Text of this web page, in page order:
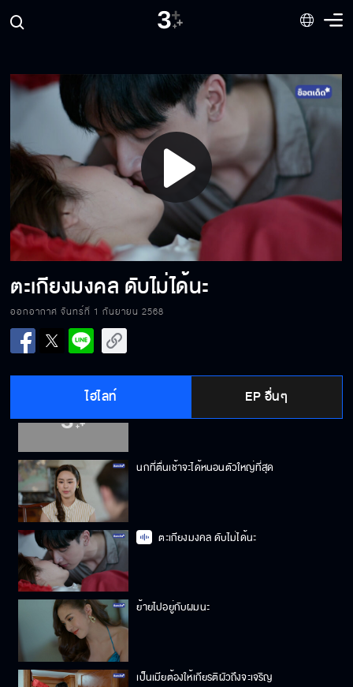
Play
Video
ตะเกียงมงคล ดับไม่ได้นะ
ออกอากาศ จันทร์ที่ 1 กันยายน 2568
ไฮไลท์ EP อื่นๆ
ไม่ไล่ออกจากบ้านไม่ได้หมายความว่าจะรับมา
เป็นสะใภ้
เพราะนังเหมยแท้ ๆ เราถึงมีลูกไปสู้กับพวกมันไม่
ถ้าอยากจะรู้ก็ออกมาฟังเลย ไม่ต้องมาทำลับ ๆ
ล่อ ๆ
อย่านะอาเหมย โกรธลูกแค่ไหนก็อย่าไล่ออกจาก
นกที่ตื่นเช้าจะได้หนอนตัวใหญ่ที่สุด
ตะเกียงมงคล ดับไม่ได้นะ
ย้ายไปอยู่กับผมนะ
เป็นเมียต้องให้เกียรติผัวถึงจะเจริญ